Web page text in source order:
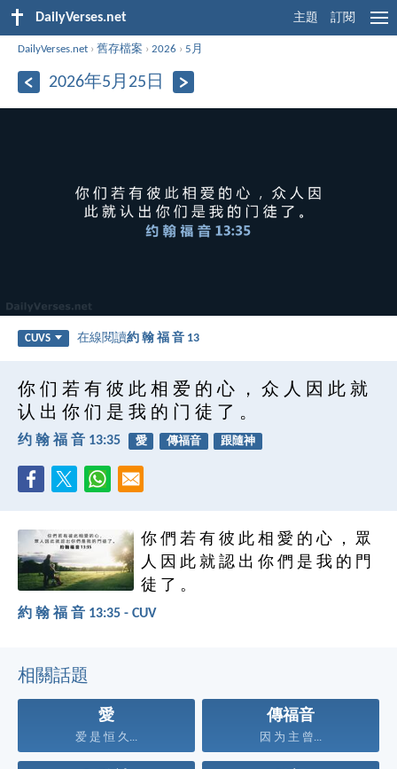
DailyVerses.net 主題 訂閱
DailyVerses.net ›舊存檔案 ›2026 ›5月
2026年5月25日
CUVS 在線閱讀約 翰 福 音 13
你 们 若 有 彼 此 相 爱 的 心 ， 众 人 因 此 就
认 出 你 们 是 我 的 门 徒 了 。
约 翰 福 音 13:35 愛 傳福音 跟隨神
你 們 若 有 彼 此 相 愛 的 心 ， 眾
人 因 此 就 認 出 你 們 是 我 的 門
徒 了 。
約 翰 福 音 13:35 - CUV
相關話題
愛
爱 是 恒 久...
傳福音
因 为 主 曾...